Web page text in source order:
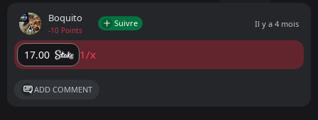
Boquito
-10 Points
Suivre Il y a 4 mois
17.00 1/x
ADD COMMENT